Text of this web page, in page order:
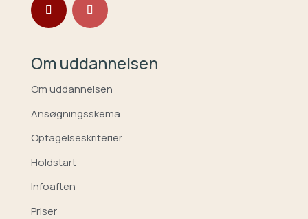
Om uddannelsen
Om uddannelsen
Ansøgningsskema
Optagelseskriterier
Holdstart
Infoaften
Priser